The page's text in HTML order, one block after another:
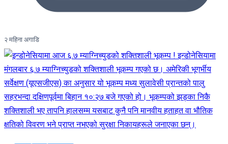
२ महिना अगाडि